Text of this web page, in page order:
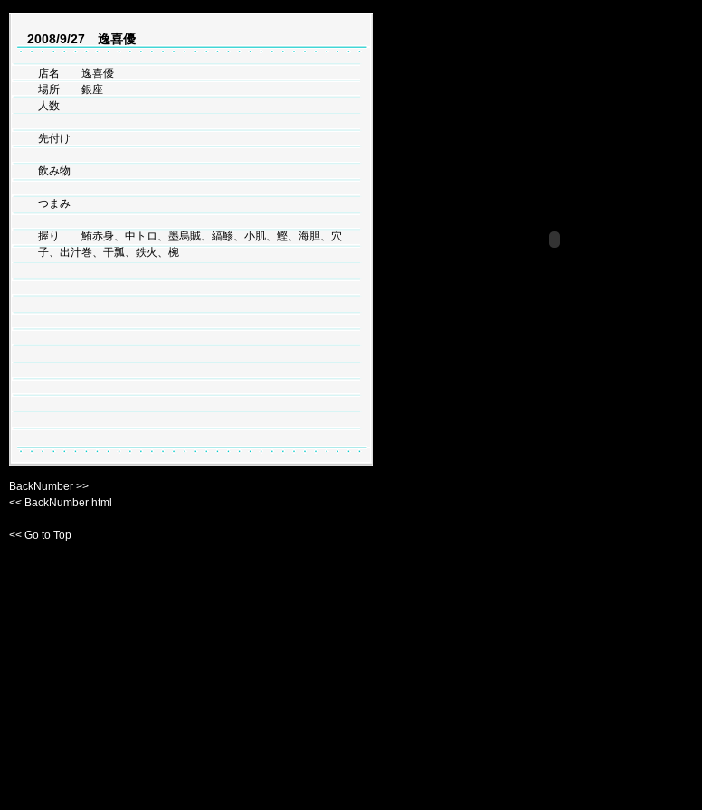
2008/9/27 逸喜優
店名 逸喜優
場所 銀座
人数
先付け
飲み物
つまみ
握り 鮪赤身、中トロ、墨烏賊、縞鯵、小肌、鰹、海胆、穴
子、出汁巻、干瓢、鉄火、椀
BackNumber >>
<< BackNumber html
<< Go to Top